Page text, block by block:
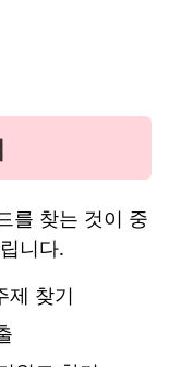
를 찾는 것이 중
니다.
제 찾기